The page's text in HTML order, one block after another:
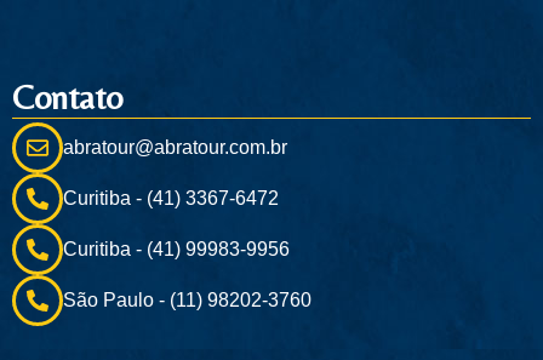
Contato
abratour@abratour.com.br
Curitiba - (41) 3367-6472
Curitiba - (41) 99983-9956
São Paulo - (11) 98202-3760